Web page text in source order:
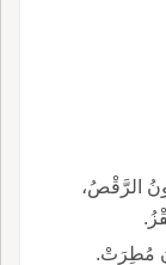
الرَّقْصُ،
مُطِرَتْ.